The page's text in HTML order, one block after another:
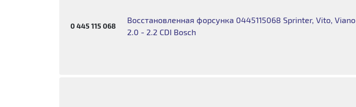
0 445 115 068
Восстановленная форсунка 0445115068 Sprinter, Vito, Viano
2.0 - 2.2 CDI Bosch